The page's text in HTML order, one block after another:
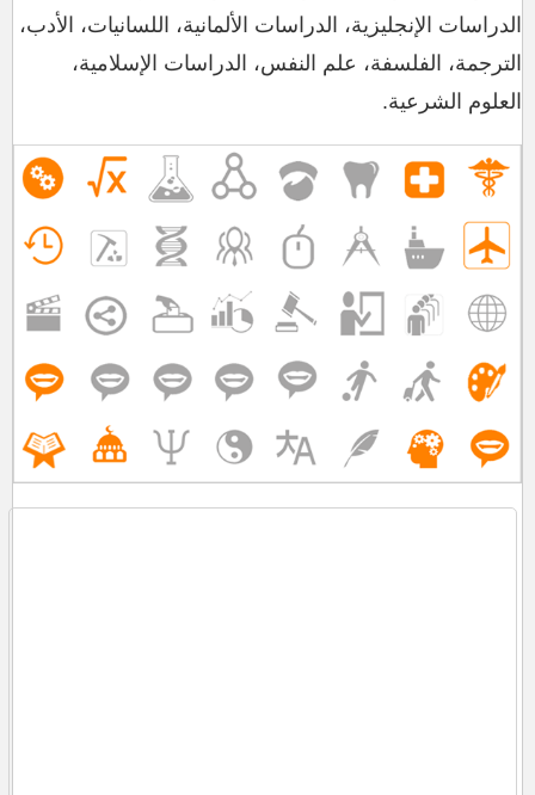
الدراسات الإنجليزية، الدراسات الألمانية، اللسانيات، الأدب،
الترجمة، الفلسفة، علم النفس، الدراسات الإسلامية،
العلوم الشرعية.